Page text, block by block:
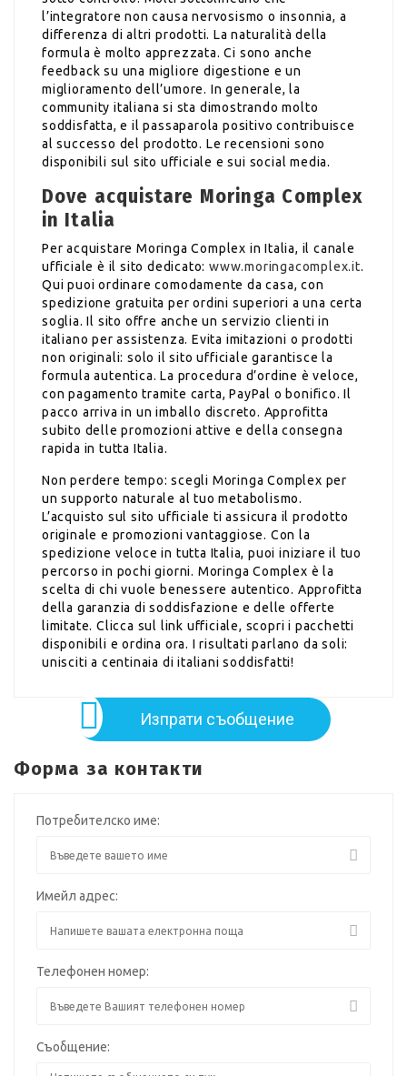
l’integratore non causa nervosismo o insonnia, a
differenza di altri prodotti. La naturalità della
formula è molto apprezzata. Ci sono anche
feedback su una migliore digestione e un
miglioramento dell’umore. In generale, la
community italiana si sta dimostrando molto
soddisfatta, e il passaparola positivo contribuisce
al successo del prodotto. Le recensioni sono
disponibili sul sito ufficiale e sui social media.
Dove acquistare Moringa Complex
in Italia
Per acquistare Moringa Complex in Italia, il canale
ufficiale è il sito dedicato:www.moringacomplex.it.
Qui puoi ordinare comodamente da casa, con
spedizione gratuita per ordini superiori a una certa
soglia. Il sito offre anche un servizio clienti in
italiano per assistenza. Evita imitazioni o prodotti
non originali: solo il sito ufficiale garantisce la
formula autentica. La procedura d’ordine è veloce,
con pagamento tramite carta, PayPal o bonifico. Il
pacco arriva in un imballo discreto. Approfitta
subito delle promozioni attive e della consegna
rapida in tutta Italia.
Non perdere tempo: scegli Moringa Complex per
un supporto naturale al tuo metabolismo.
L’acquisto sul sito ufficiale ti assicura il prodotto
originale e promozioni vantaggiose. Con la
spedizione veloce in tutta Italia, puoi iniziare il tuo
percorso in pochi giorni. Moringa Complex è la
scelta di chi vuole benessere autentico. Approfitta
della garanzia di soddisfazione e delle offerte
limitate. Clicca sul link ufficiale, scopri i pacchetti
disponibili e ordina ora. I risultati parlano da soli:
unisciti a centinaia di italiani soddisfatti!
Изпрати съобщение
Форма за контакти
Потребителско име:
Имейл адрес:
Телефонен номер:
Съобщение: